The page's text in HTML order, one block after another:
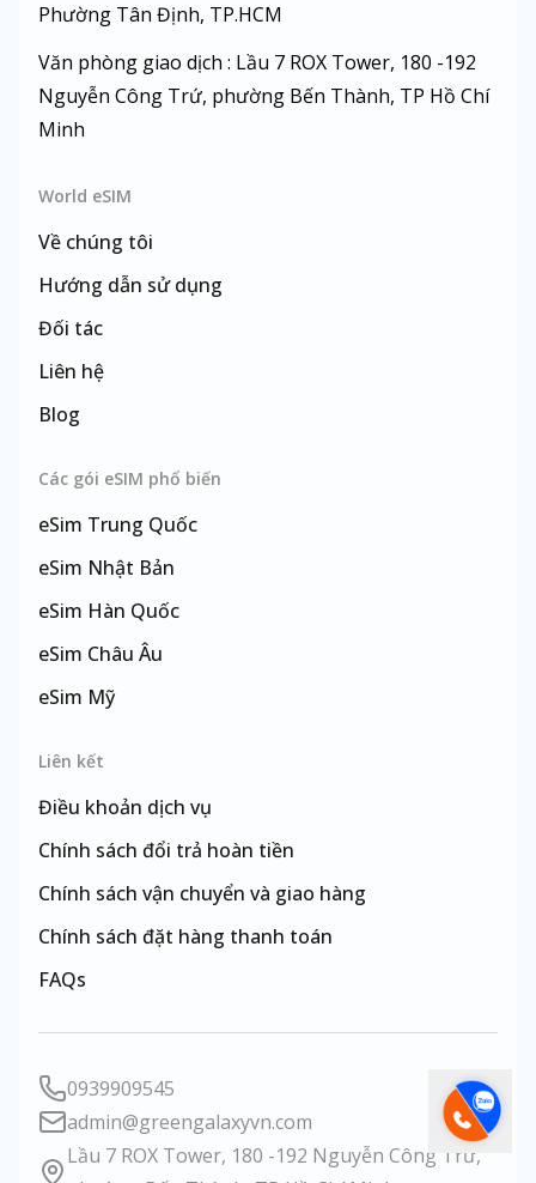
Phường Tân Định, TP.HCM
Văn phòng giao dịch : Lầu 7 ROX Tower, 180 -192
Nguyễn Công Trứ, phường Bến Thành, TP Hồ Chí
Minh
World eSIM
Về chúng tôi
Hướng dẫn sử dụng
Đối tác
Liên hệ
Blog
Các gói eSIM phổ biến
eSim Trung Quốc
eSim Nhật Bản
eSim Hàn Quốc
eSim Châu Âu
eSim Mỹ
Liên kết
Điều khoản dịch vụ
Chính sách đổi trả hoàn tiền
Chính sách vận chuyển và giao hàng
Chính sách đặt hàng thanh toán
FAQs
Lầu 7 ROX Tower, 180 -192 Nguyễn Công Trứ,
admin@greengalaxyvn.com
0939909545